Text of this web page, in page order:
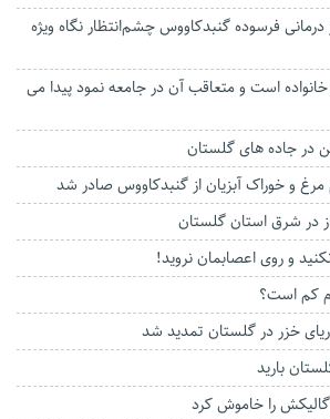
فرسوده گنبدکاووس چشم‌انتظار نگاه ویژه
خانواده است و متعاقب آن در جامعه نمود پیدا می
در شرق استان گلستان
و روی اعصابمان نروید!
کم است؟
خزر در گلستان تمدید شد
را خاموش کرد